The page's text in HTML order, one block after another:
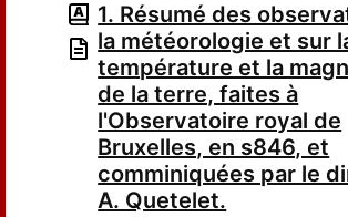
1. Résumé des
la météorologie et sur
température et la
de la terre, faites à
l'Observatoire royal de
Bruxelles, en s846, et
comminiquées par le
A. Quetelet.